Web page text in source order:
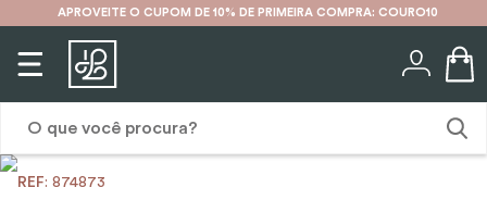
APROVEITE O CUPOM DE 10% DE PRIMEIRA COMPRA: COURO10
: 874873